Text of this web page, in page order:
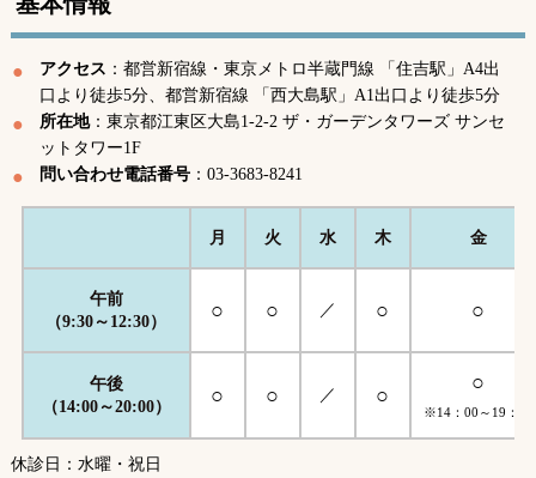
アクセス ：都営新宿線・東京メトロ半蔵門線 「住吉駅」A4出
口より徒歩5分、都営新宿線 「西大島駅」A1出口より徒歩5分
所在地：東京都江東区大島1-2-2 ザ・ガーデンタワーズ サンセ
ットタワー1F
問い合わせ電話番号：03-3683-8241
月 火 水 木 金
午前
（9:30～12:30）
○ ○ ／ ○ ○
午後
（14:00～20:00）
○ ○ ／ ○
○
※14：00～19：00
休診日：水曜・祝日